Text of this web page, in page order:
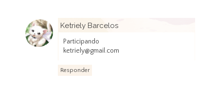
Ketriely Barcelos
Participando
ketriely@gmail.com
Responder